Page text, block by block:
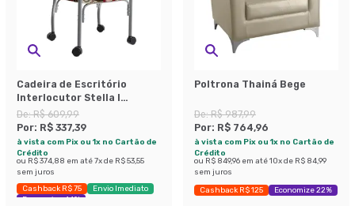
Cadeira de Escritório
Interlocutor Stella I
Estofada Colorida
De:R$ 609,99
Por: R$ 337,39
à vista com Pix ou 1x no Cartão de
Crédito
ou R$ 374,88 em até7x de R$ 53,55
sem juros
Cashback R$ 75
Envio Imediato
Economize 44%
Poltrona Thainá Bege
De:R$ 987,99
Por: R$ 764,96
à vista com Pix ou 1x no Cartão de
Crédito
ou R$ 849,96 em até10x de R$ 84,99
sem juros
Cashback R$ 125 Economize 22%